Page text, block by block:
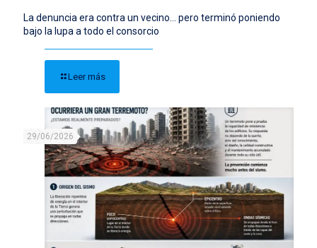
La denuncia era contra un vecino… pero terminó poniendo
bajo la lupa a todo el consorcio
Leer más
29/06/2026